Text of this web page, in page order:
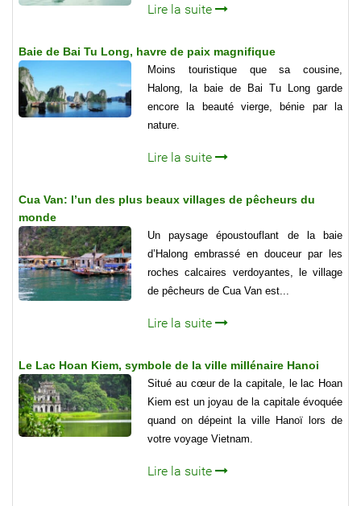
Lire la suite
Baie de Bai Tu Long, havre de paix magnifique
Moins touristique que sa cousine,
Halong, la baie de Bai Tu Long garde
encore la beauté vierge, bénie par la
nature.
Lire la suite
Cua Van: l’un des plus beaux villages de pêcheurs du
monde
Un paysage époustouflant de la baie
d’Halong embrassé en douceur par les
roches calcaires verdoyantes, le village
de pêcheurs de Cua Van est...
Lire la suite
Le Lac Hoan Kiem, symbole de la ville millénaire Hanoi
Situé au cœur de la capitale, le lac Hoan
Kiem est un joyau de la capitale évoquée
quand on dépeint la ville Hanoï lors de
votre voyage Vietnam.
Lire la suite